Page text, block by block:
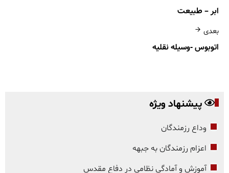
ابر – طبیعت
بعدی
اتوبوس -وسیله نقلیه
پیشنهاد ویژه
وداع رزمندگان
اعزام رزمندگان به جبهه
آموزش و آمادگی نظامی در دفاع مقدس